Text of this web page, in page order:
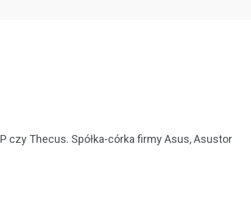
czy Thecus. Spółka-córka firmy Asus, Asustor